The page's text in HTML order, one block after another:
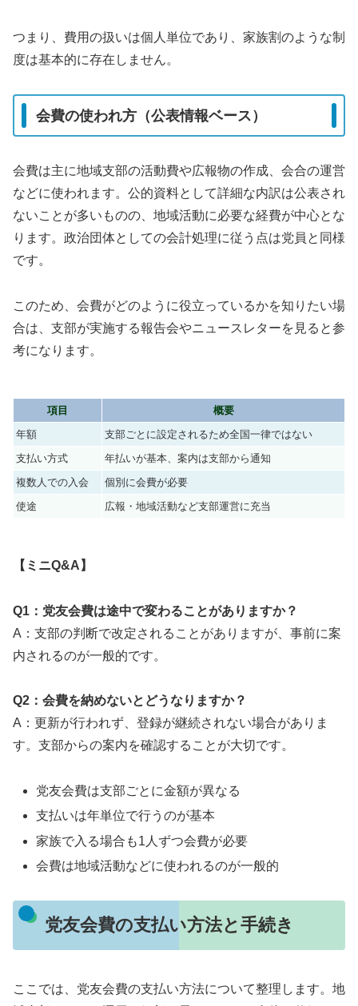
つまり、費用の扱いは個人単位であり、家族割のような制
度は基本的に存在しません。
会費の使われ方（公表情報ベース）
会費は主に地域支部の活動費や広報物の作成、会合の運営
などに使われます。公的資料として詳細な内訳は公表され
ないことが多いものの、地域活動に必要な経費が中心とな
ります。政治団体としての会計処理に従う点は党員と同様
です。
このため、会費がどのように役立っているかを知りたい場
合は、支部が実施する報告会やニュースレターを見ると参
考になります。
項目
概要
年額
支部ごとに設定されるため全国一律ではない
支払い方式
年払いが基本、案内は支部から通知
複数人での入会
個別に会費が必要
使途
広報・地域活動など支部運営に充当
【ミニQ&A】
Q1：党友会費は途中で変わることがありますか？
A：支部の判断で改定されることがありますが、事前に案
内されるのが一般的です。
Q2：会費を納めないとどうなりますか？
A：更新が行われず、登録が継続されない場合がありま
す。支部からの案内を確認することが大切です。
党友会費は支部ごとに金額が異なる
支払いは年単位で行うのが基本
家族で入る場合も1人ずつ会費が必要
会費は地域活動などに使われるのが一般的
党友会費の支払い方法と手続き
ここでは、党友会費の支払い方法について整理します。地